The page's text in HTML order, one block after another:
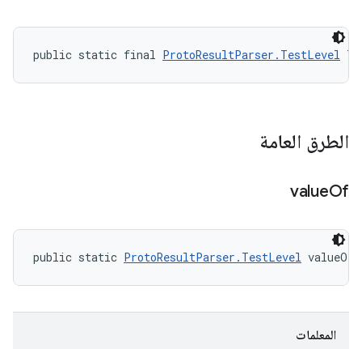
public static final ProtoResultParser.TestLevel
الطرق العامة
valueOf
public static ProtoResultParser.TestLevel valueOf
المعلمات